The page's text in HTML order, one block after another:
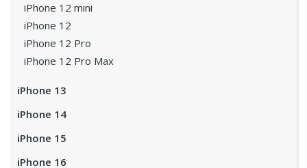
iPhone 12 mini
iPhone 12
iPhone 12 Pro
iPhone 12 Pro Max
iPhone 13
iPhone 14
iPhone 15
iPhone 16